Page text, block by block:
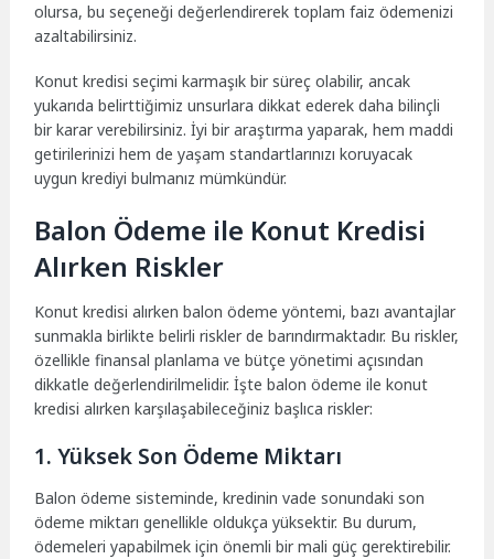
olursa, bu seçeneği değerlendirerek toplam faiz ödemenizi
azaltabilirsiniz.
Konut kredisi seçimi karmaşık bir süreç olabilir, ancak
yukarıda belirttiğimiz unsurlara dikkat ederek daha bilinçli
bir karar verebilirsiniz. İyi bir araştırma yaparak, hem maddi
getirilerinizi hem de yaşam standartlarınızı koruyacak
uygun krediyi bulmanız mümkündür.
Balon Ödeme ile Konut Kredisi
Alırken Riskler
Konut kredisi alırken balon ödeme yöntemi, bazı avantajlar
sunmakla birlikte belirli riskler de barındırmaktadır. Bu riskler,
özellikle finansal planlama ve bütçe yönetimi açısından
dikkatle değerlendirilmelidir. İşte balon ödeme ile konut
kredisi alırken karşılaşabileceğiniz başlıca riskler:
1. Yüksek Son Ödeme Miktarı
Balon ödeme sisteminde, kredinin vade sonundaki son
ödeme miktarı genellikle oldukça yüksektir. Bu durum,
ödemeleri yapabilmek için önemli bir mali güç gerektirebilir.